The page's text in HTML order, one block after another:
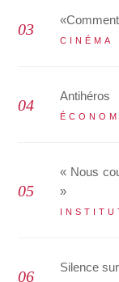
CINÉMA
Antihéros
« Nous
»
Silence